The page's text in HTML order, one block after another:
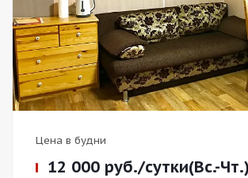
Цена в будни
12 000 руб./сутки(Вс.-Чт.)